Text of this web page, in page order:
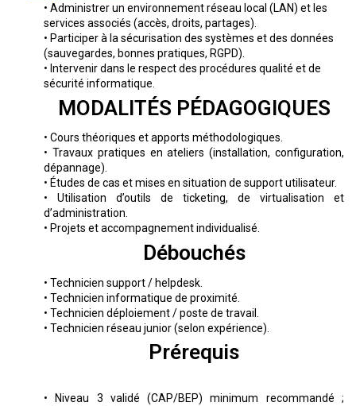
• Administrer un environnement réseau local (LAN) et les
services associés (accès, droits, partages).
• Participer à la sécurisation des systèmes et des données
(sauvegardes, bonnes pratiques, RGPD).
• Intervenir dans le respect des procédures qualité et de
sécurité informatique.
MODALITÉS PÉDAGOGIQUES
• Cours théoriques et apports méthodologiques.
• Travaux pratiques en ateliers (installation, configuration,
dépannage).
• Études de cas et mises en situation de support utilisateur.
• Utilisation d’outils de ticketing, de virtualisation et
d’administration.
• Projets et accompagnement individualisé.
Débouchés
• Technicien support / helpdesk.
• Technicien informatique de proximité.
• Technicien déploiement / poste de travail.
• Technicien réseau junior (selon expérience).
Prérequis
• Niveau 3 validé (CAP/BEP) minimum recommandé ;